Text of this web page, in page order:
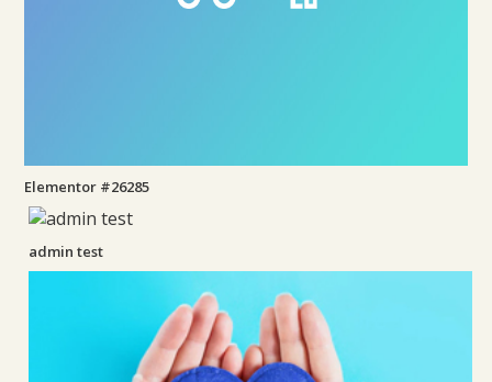
Elementor #26285
admin test